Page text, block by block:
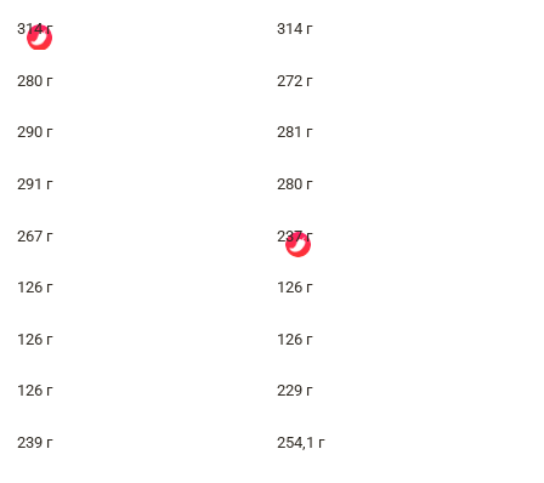
314 г 314 г
280 г 272 г
290 г 281 г
291 г 280 г
267 г 237 г
126 г 126 г
126 г 126 г
126 г 229 г
239 г 254,1 г